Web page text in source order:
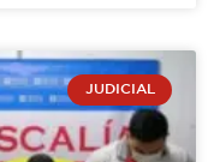
JUDICIAL